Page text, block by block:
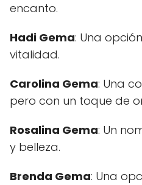
encanto.
Hadi Gema: Una
vitalidad.
Carolina Gema: Una
pero con un toque de
Rosalina Gema: Un
y belleza.
Brenda Gema: Una